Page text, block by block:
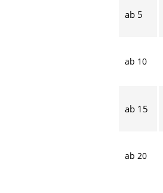
ab 5
ab 10
ab 15
ab20